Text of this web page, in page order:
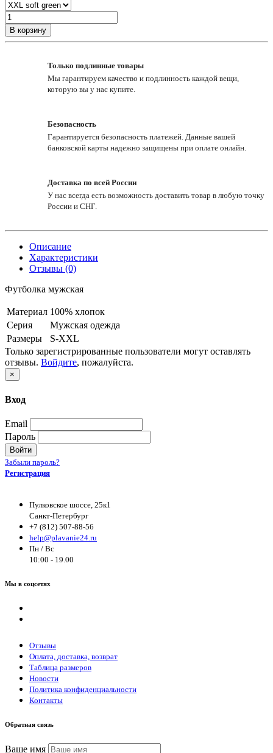
В корзину
Только подлинные товары
Мы гарантируем качество и подлинность каждой вещи,
которую вы у нас купите.
Безопасность
Гарантируется безопасность платежей. Данные вашей
банковской карты надежно защищены при оплате онлайн.
Доставка по всей России
У нас всегда есть возможность доставить товар в любую точку
России и СНГ.
Описание
Характеристики
Отзывы (0)
Футболка мужская
Материал 100% хлопок
Серия
Мужская одежда
Размеры
S-XXL
Только зарегистрированные пользователи могут оставлять
отзывы. Войдите, пожалуйста.
×
Вход
Email
Пароль
Войти
Забыли пароль?
Регистрация
Пулковское шоссе, 25к1
Санкт-Петербург
+7 (812) 507-88-56
help@plavanie24.ru
Пн / Вс
10:00 - 19.00
Мы в соцсетях
Отзывы
Оплата, доставка, возврат
Таблица размеров
Новости
Политика конфиденциальности
Контакты
Обратная связь
Ваше имя